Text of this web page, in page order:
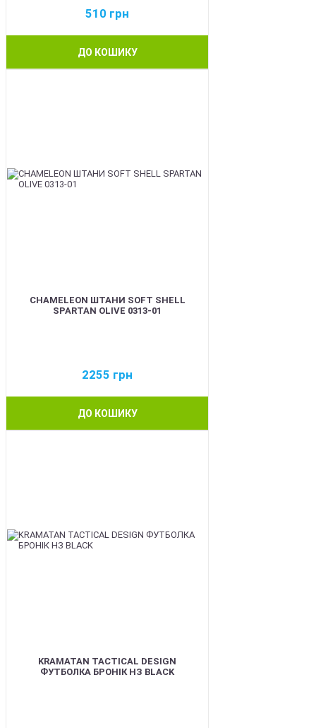
510 грн
ДО КОШИКУ
CHAMELEON ШТАНИ SOFT SHELL
SPARTAN OLIVE 0313-01
2255 грн
ДО КОШИКУ
KRAMATAN TACTICAL DESIGN
ФУТБОЛКА БРОНІК НЗ BLACK